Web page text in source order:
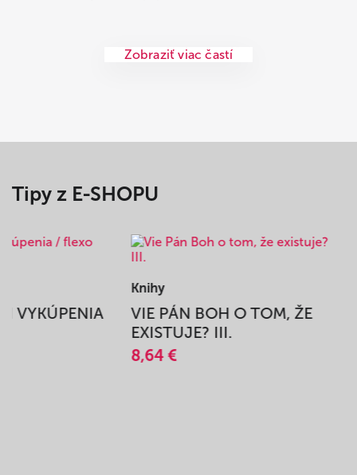
Zobraziť viac častí
Tipy z E-SHOPU
VYKÚPENIA
Knihy
VIE PÁN BOH O TOM, ŽE
EXISTUJE? III.
8,64 €